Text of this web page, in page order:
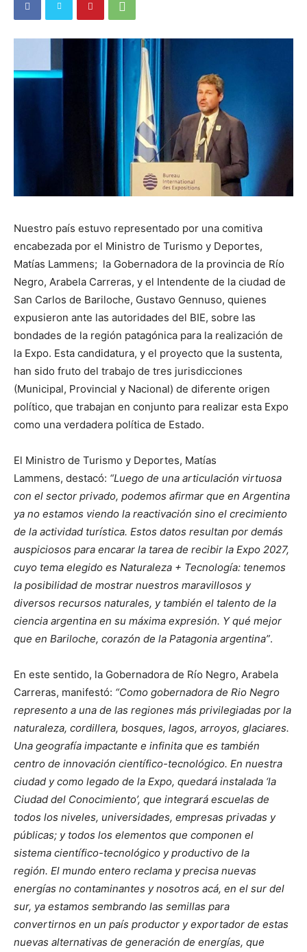
Nuestro país estuvo representado por una comitiva
encabezada por el Ministro de Turismo y Deportes,
Matías Lammens; la Gobernadora de la provincia de Río
Negro, Arabela Carreras, y el Intendente de la ciudad de
San Carlos de Bariloche, Gustavo Gennuso, quienes
expusieron ante las autoridades del BIE, sobre las
bondades de la región patagónica para la realización de
la Expo. Esta candidatura, y el proyecto que la sustenta,
han sido fruto del trabajo de tres jurisdicciones
(Municipal, Provincial y Nacional) de diferente origen
político, que trabajan en conjunto para realizar esta Expo
como una verdadera política de Estado.
El Ministro de Turismo y Deportes, Matías
Lammens, destacó: “Luego de una articulación virtuosa
con el sector privado, podemos afirmar que en Argentina
ya no estamos viendo la reactivación sino el crecimiento
de la actividad turística. Estos datos resultan por demás
auspiciosos para encarar la tarea de recibir la Expo 2027,
cuyo tema elegido es Naturaleza + Tecnología: tenemos
la posibilidad de mostrar nuestros maravillosos y
diversos recursos naturales, y también el talento de la
ciencia argentina en su máxima expresión. Y qué mejor
que en Bariloche, corazón de la Patagonia argentina”.
En este sentido, la Gobernadora de Río Negro, Arabela
Carreras, manifestó: “Como gobernadora de Rio Negro
represento a una de las regiones más privilegiadas por la
naturaleza, cordillera, bosques, lagos, arroyos, glaciares.
Una geografía impactante e infinita que es también
centro de innovación científico-tecnológico. En nuestra
ciudad y como legado de la Expo, quedará instalada ‘la
Ciudad del Conocimiento’, que integrará escuelas de
todos los niveles, universidades, empresas privadas y
públicas; y todos los elementos que componen el
sistema científico-tecnológico y productivo de la
región. El mundo entero reclama y precisa nuevas
energías no contaminantes y nosotros acá, en el sur del
sur, ya estamos sembrando las semillas para
convertirnos en un país productor y exportador de estas
nuevas alternativas de generación de energías, que